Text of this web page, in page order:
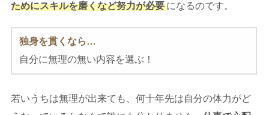
ためにスキルを磨くなど努力が必要 になるのです。
独身を貫くなら…
自分に無理の無い内容を選ぶ！
若いうちは無理が出来ても、何十年先は自分の体力がど